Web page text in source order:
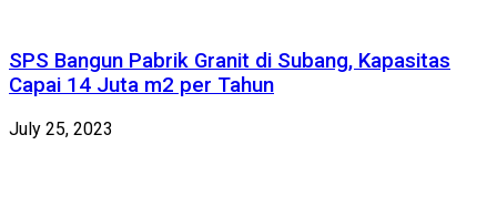
SPS Bangun Pabrik Granit di Subang, Kapasitas
Capai 14 Juta m2 per Tahun
July 25, 2023